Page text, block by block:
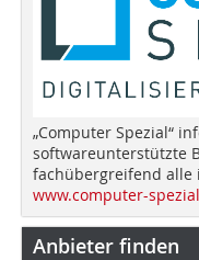
„Computer Spezial“
softwareunterstützte
fachübergreifend alle
www.computer-
Anbieter finden